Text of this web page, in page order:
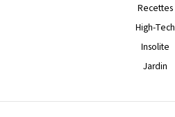
Recettes
High-Tech
Insolite
Jardin